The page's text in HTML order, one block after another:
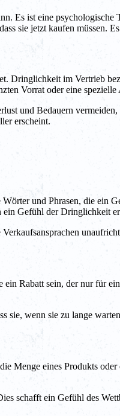
Es ist eine
sie jetzt kaufen müssen.
im Vertrieb
Vorrat oder eine
und Bedauern
erscheint.
und Phrasen, die ein
Gefühl der Dringlichkeit
Rabatt sein, der nur für
wenn sie zu lange
Menge eines Produkts
schafft ein Gefühl des